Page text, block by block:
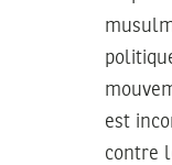
est
contre